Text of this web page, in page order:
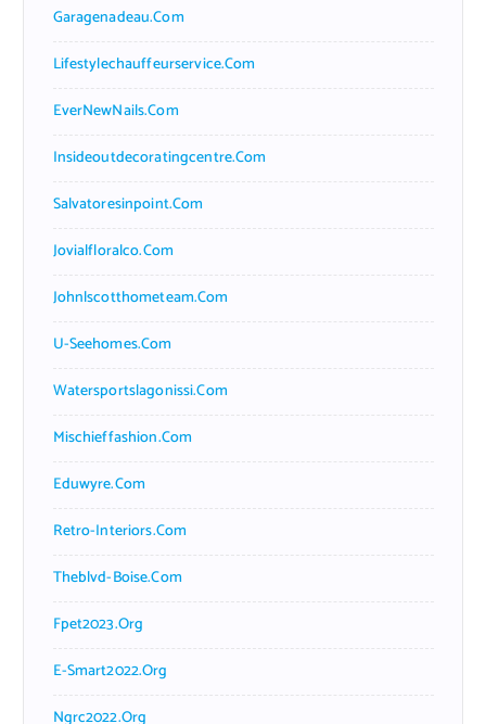
Garagenadeau.com
Lifestylechauffeurservice.com
EverNewNails.com
Insideoutdecoratingcentre.com
Salvatoresinpoint.com
Jovialfloralco.com
Johnlscotthometeam.com
U-Seehomes.com
Watersportslagonissi.com
Mischieffashion.com
Eduwyre.com
Retro-Interiors.com
Theblvd-Boise.com
Fpet2023.org
E-Smart2022.org
Ngrc2022.org